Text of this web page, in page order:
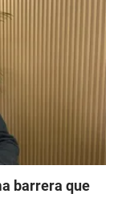
barrera que